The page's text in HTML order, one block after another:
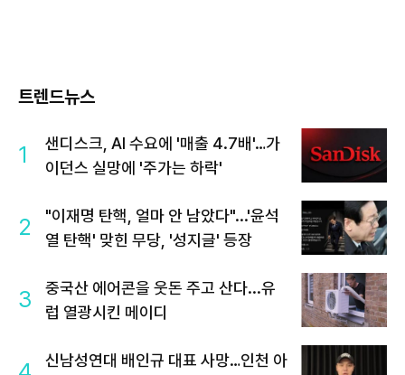
트렌드뉴스
1
샌디스크, AI 수요에 '매출 4.7배'…가
이던스 실망에 '주가는 하락'
2
"이재명 탄핵, 얼마 안 남았다"...'윤석
열 탄핵' 맞힌 무당, '성지글' 등장
3
중국산 에어콘을 웃돈 주고 산다...유
럽 열광시킨 메이디
신남성연대 배인규 대표 사망…인천 아